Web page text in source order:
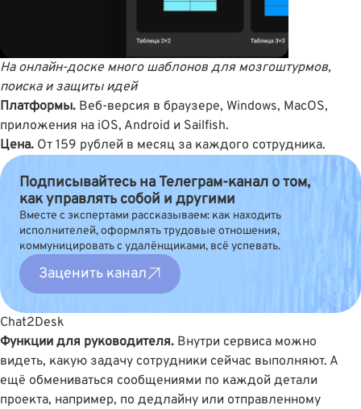
На онлайн-доске много шаблонов для мозгоштурмов,
поиска и защиты идей
Платформы. Веб-версия в браузере, Windows, MacOS,
приложения на iOS, Android и Sailfish.
Цена. От 159 рублей в месяц за каждого сотрудника.
Подписывайтесь на Телеграм-канал о том,
как управлять собой и другими
Вместе с экспертами рассказываем: как находить
исполнителей, оформлять трудовые отношения,
коммуницировать с удалёнщиками, всё успевать.
Заценить канал
Chat2Desk
Функции для руководителя. Внутри сервиса можно
видеть, какую задачу сотрудники сейчас выполняют. А
ещё обмениваться сообщениями по каждой детали
проекта, например, по дедлайну или отправленному